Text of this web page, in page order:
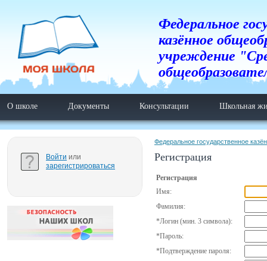
Федеральное
казённое
учреждение
О школе Документы Консультации Школьная
Войти или
зарегистрироваться
Федеральное государственное
Регистрация
Регистрация
Имя:
Фамилия:
*Логин (мин. 3 символа):
*Пароль:
*Подтверждение пароля: